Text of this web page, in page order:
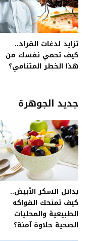
تزايد لدغات القراد..
كيف تحمي نفسك من
هذا الخطر المتنامي؟
جديد الجوهرة
بدائل السكر الأبيض..
كيف تمنحك الفواكه
الطبيعية والمحليات
الصحية حلاوة آمنة؟